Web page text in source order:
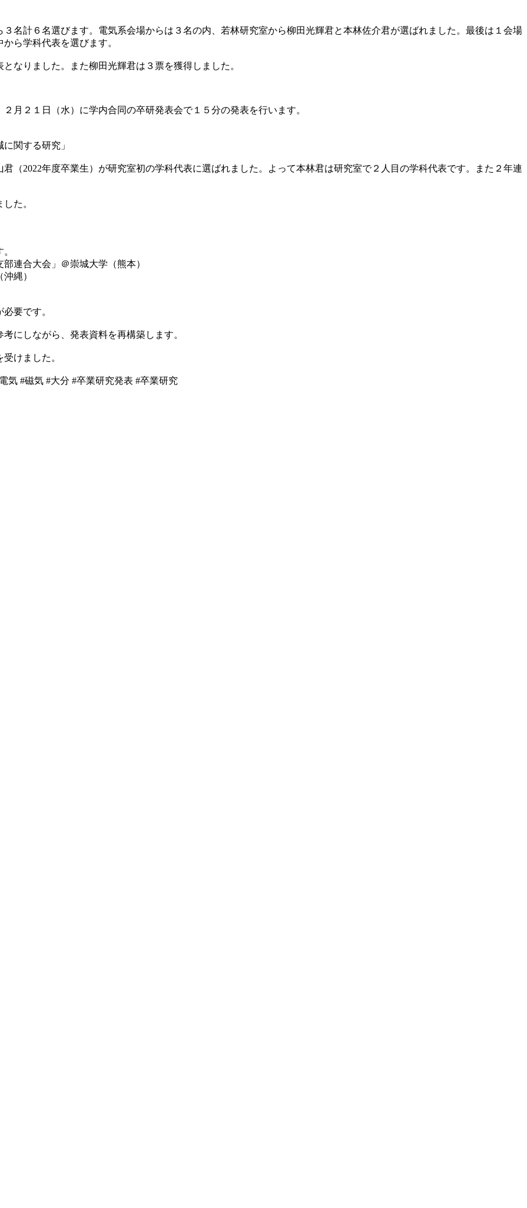
名計６名選びます。電気系会場からは３名の内、若林研究室から柳田光輝君と本林佐介君が選ばれました。最後は１会場
ら学科代表を選びます。
なりました。また柳田光輝君は３票を獲得しました。
月２１日（水）に学内合同の卒研発表会で１５分の発表を行います。
関する研究」
（2022年度卒業生）が研究室初の学科代表に選ばれました。よって本林君は研究室で２人目の学科代表です。また２年連
た。
連合大会」＠崇城大学（熊本）
縄）
要です。
にしながら、発表資料を再構築します。
けました。
気 #磁気 #大分 #卒業研究発表 #卒業研究